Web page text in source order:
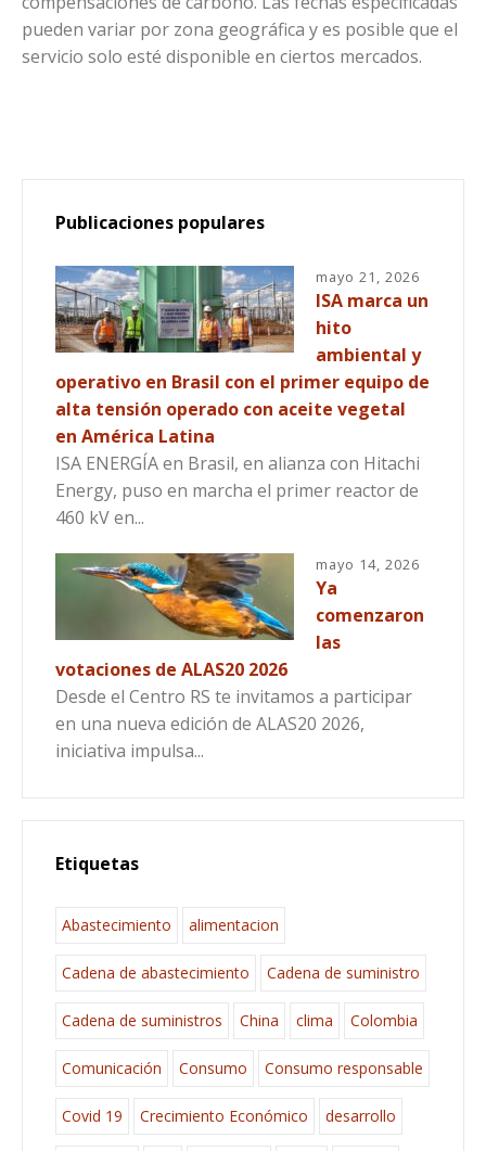
pueden variar por zona geográfica y es posible que el
servicio solo esté disponible en ciertos mercados.
Publicaciones populares
mayo 21, 2026
ISA marca un
hito
ambiental y
operativo en Brasil con el primer equipo de
alta tensión operado con aceite vegetal
en América Latina
ISA ENERGÍA en Brasil, en alianza con Hitachi
Energy, puso en marcha el primer reactor de
460 kV en...
mayo 14, 2026
Ya
comenzaron
las
votaciones de ALAS20 2026
Desde el Centro RS te invitamos a participar
en una nueva edición de ALAS20 2026,
iniciativa impulsa...
Etiquetas
Abastecimiento alimentacion
Cadena de abastecimiento Cadena de suministro
Cadena de suministros China clima Colombia
Comunicación Consumo Consumo responsable
Covid 19 Crecimiento Económico desarrollo